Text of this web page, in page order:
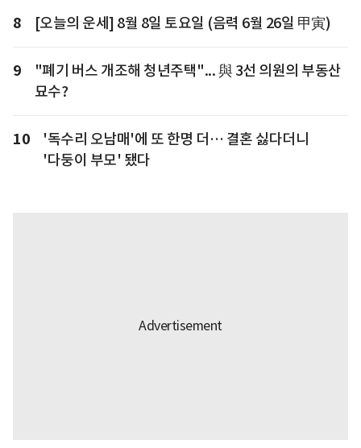
8 [오늘의 운세] 8월 8일 토요일 (음력 6월 26일 甲寅)
9
"폐기 버스 개조해 청년주택"... 與 3선 의원의 부동산
묘수?
10
'독수리 오남매'에 또 한명 더… 결혼 싫다더니
'다둥이 부모' 됐다